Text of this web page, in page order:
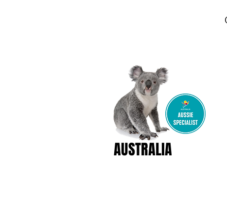
AUSTRALIA